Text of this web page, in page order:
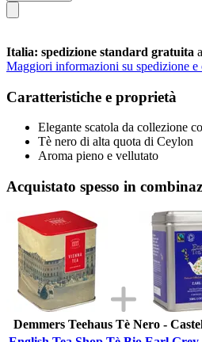
Italia: spedizione standard gratuita
Maggiori informazioni su spedizione e
Caratteristiche e proprietà
Elegante scatola da collezione
Tè nero di alta quota di Ceylon
Aroma pieno e vellutato
Acquistato spesso in
Demmers Teehaus Tè Nero -